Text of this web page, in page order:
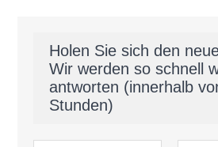
Holen Sie sich den
Wir werden so schnell
antworten (innerhalb
Stunden)